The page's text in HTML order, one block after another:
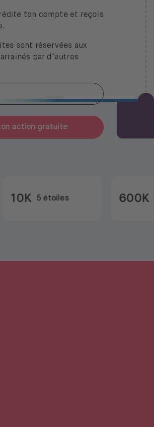
ton compte et reçois
sont réservées aux
par d’autres
action gratuite
10K 5 étoiles 600K